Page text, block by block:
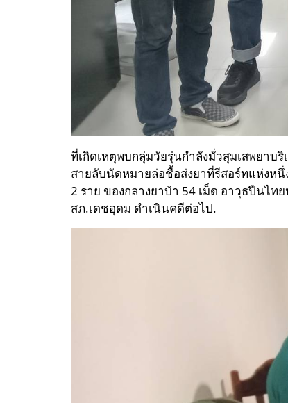
ที่เกิดเหตุพบกลุ่มวัยรุ่นกำลังมั่วสุมเสพยาบ
สายลับนัดหมายล่อชื้อส่งยาที่รีสอร์ทแห่งห
2 ราย ของกลางยาบ้า 54 เม็ด อาวุธปืนไ
สภ.เดชอุดม ดำเนินคดีต่อไป.